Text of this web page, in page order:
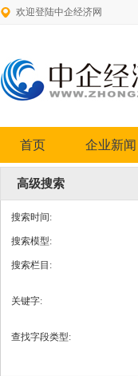
欢迎登陆中企经济网
首页 企业新闻
高级搜索
搜索时间:
搜索模型:
搜索栏目:
关键字:
查找字段类型: